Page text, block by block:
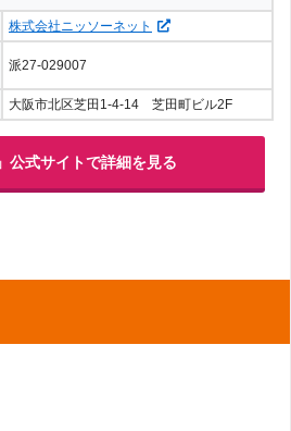
株式会社ニッソーネット
派27-029007
大阪市北区芝田1-4-14 芝田町ビル2F
公式サイトで詳細を見る